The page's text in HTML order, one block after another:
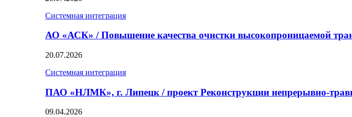
Системная интеграция
АО «АСК» / Повышение качества очистки высокопроницаемой
20.07.2026
Системная интеграция
ПАО «НЛМК», г. Липецк / проект Реконструкции непрерывно-
09.04.2026